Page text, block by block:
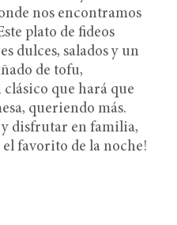
nos encontramos
plato de fideos
dulces, salados y un
de tofu,
clásico que hará que
queriendo más.
disfrutar en familia,
el favorito de la noche!